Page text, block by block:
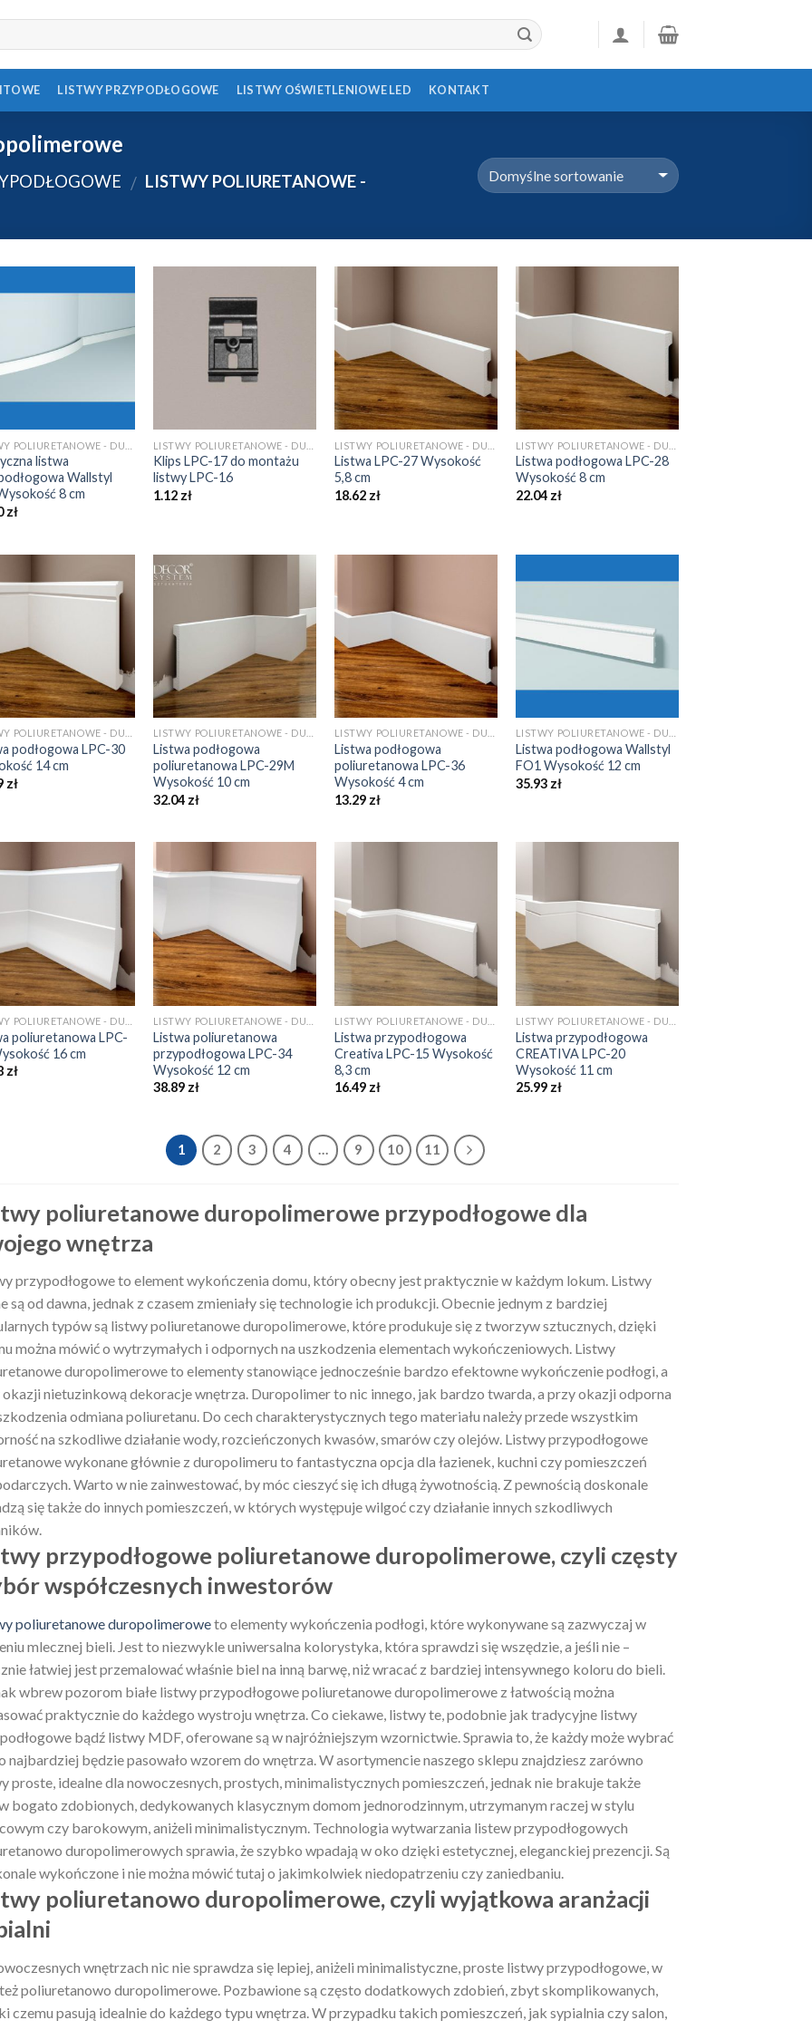
LISTWY PRZYPODŁOGOWE LISTWY OŚWIETLENIOWE LED KONTAKT
/ LISTWY POLIURETANOWE -
listwa
Wallstyl
8 cm
zł
Klips LPC-17 do montażu
listwy LPC-16
1.12 zł
Listwa LPC-27 Wysokość
5,8 cm
18.62 zł
Listwa podłogowa LPC-28
Wysokość 8 cm
22.04 zł
podłogowa LPC-30
14 cm
zł
Listwa podłogowa
poliuretanowa LPC-29M
Wysokość 10 cm
32.04 zł
Listwa podłogowa
poliuretanowa LPC-36
Wysokość 4 cm
13.29 zł
Listwa podłogowa Wallstyl
FO1 Wysokość 12 cm
35.93 zł
poliuretanowa LPC-
16 cm
zł
Listwa poliuretanowa
przypodłogowa LPC-34
Wysokość 12 cm
38.89 zł
Listwa przypodłogowa
Creativa LPC-15 Wysokość
8,3 cm
16.49 zł
Listwa przypodłogowa
CREATIVA LPC-20
Wysokość 11 cm
25.99 zł
1 2 3 4 … 9 10 11
poliuretanowe duropolimerowe przypodłogowe dla
wnętrza
przypodłogowe to element wykończenia domu, który obecny jest praktycznie w każdym lokum. Listwy
są od dawna, jednak z czasem zmieniały się technologie ich produkcji. Obecnie jednym z bardziej
typów są listwy poliuretanowe duropolimerowe, które produkuje się z tworzyw sztucznych, dzięki
można mówić o wytrzymałych i odpornych na uszkodzenia elementach wykończeniowych. Listwy
duropolimerowe to elementy stanowiące jednocześnie bardzo efektowne wykończenie podłogi, a
nietuzinkową dekoracje wnętrza. Duropolimer to nic innego, jak bardzo twarda, a przy okazji odporna
odmiana poliuretanu. Do cech charakterystycznych tego materiału należy przede wszystkim
na szkodliwe działanie wody, rozcieńczonych kwasów, smarów czy olejów. Listwy przypodłogowe
wykonane głównie z duropolimeru to fantastyczna opcja dla łazienek, kuchni czy pomieszczeń
Warto w nie zainwestować, by móc cieszyć się ich długą żywotnością. Z pewnością doskonale
się także do innych pomieszczeń, w których występuje wilgoć czy działanie innych szkodliwych
przypodłogowe poliuretanowe duropolimerowe, czyli częsty
współczesnych inwestorów
poliuretanowe duropolimeroweto elementy wykończenia podłogi, które wykonywane są zazwyczaj w
mlecznej bieli. Jest to niezwykle uniwersalna kolorystyka, która sprawdzi się wszędzie, a jeśli nie –
łatwiej jest przemalować właśnie biel na inną barwę, niż wracać z bardziej intensywnego koloru do bieli.
wbrew pozorom białe listwy przypodłogowe poliuretanowe duropolimerowe z łatwością można
praktycznie do każdego wystroju wnętrza. Co ciekawe, listwy te, podobnie jak tradycyjne listwy
bądź listwy MDF, oferowane są w najróżniejszym wzornictwie. Sprawia to, że każdy może wybrać
najbardziej będzie pasowało wzorem do wnętrza. W asortymencie naszego sklepu znajdziesz zarówno
proste, idealne dla nowoczesnych, prostych, minimalistycznych pomieszczeń, jednak nie brakuje także
bogato zdobionych, dedykowanych klasycznym domom jednorodzinnym, utrzymanym raczej w stylu
czy barokowym, aniżeli minimalistycznym. Technologia wytwarzania listew przypodłogowych
duropolimerowych sprawia, że szybko wpadają w oko dzięki estetycznej, eleganckiej prezencji. Są
wykończone i nie można mówić tutaj o jakimkolwiek niedopatrzeniu czy zaniedbaniu.
poliuretanowo duropolimerowe, czyli wyjątkowa aranżacji
wnętrzach nic nie sprawdza się lepiej, aniżeli minimalistyczne, proste listwy przypodłogowe, w
poliuretanowo duropolimerowe. Pozbawione są często dodatkowych zdobień, zbyt skomplikowanych,
czemu pasują idealnie do każdego typu wnętrza. W przypadku takich pomieszczeń, jak sypialnia czy salon,